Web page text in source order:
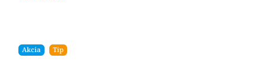
Akcia Tip